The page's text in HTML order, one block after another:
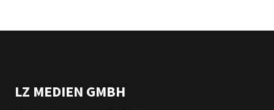
LZ MEDIEN GMBH